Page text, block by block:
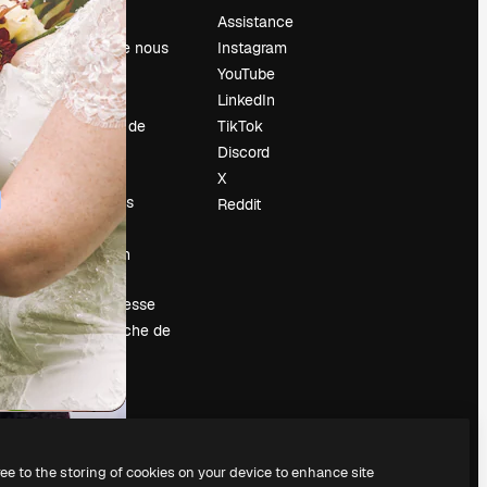
Prix
À propos de nous
Avis
Carrières
Tendances de
Blog
Événements
Slidesgo
Vendre mon
contenu
Salle de presse
À la recherche de
magnific.ai
Assistance
Instagram
YouTube
LinkedIn
TikTok
Discord
X
Reddit
to the storing of cookies on your device to enhance site